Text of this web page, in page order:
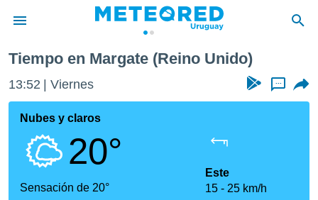
de
ha
calidad.
a este
Tiempo en Margate (Reino Unido)
13:52 Viernes ...
Nubes y claros
20°
Sensación de 20°
Este
15
25 km/h